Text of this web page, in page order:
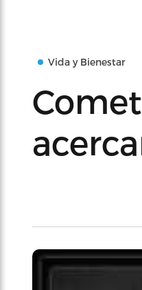
Vida y Bienestar